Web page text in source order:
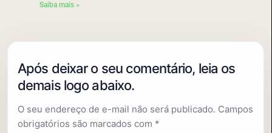
Saiba mais »
O seu endereço de e-mail não será publicado. Campos
obrigatórios são marcados com *